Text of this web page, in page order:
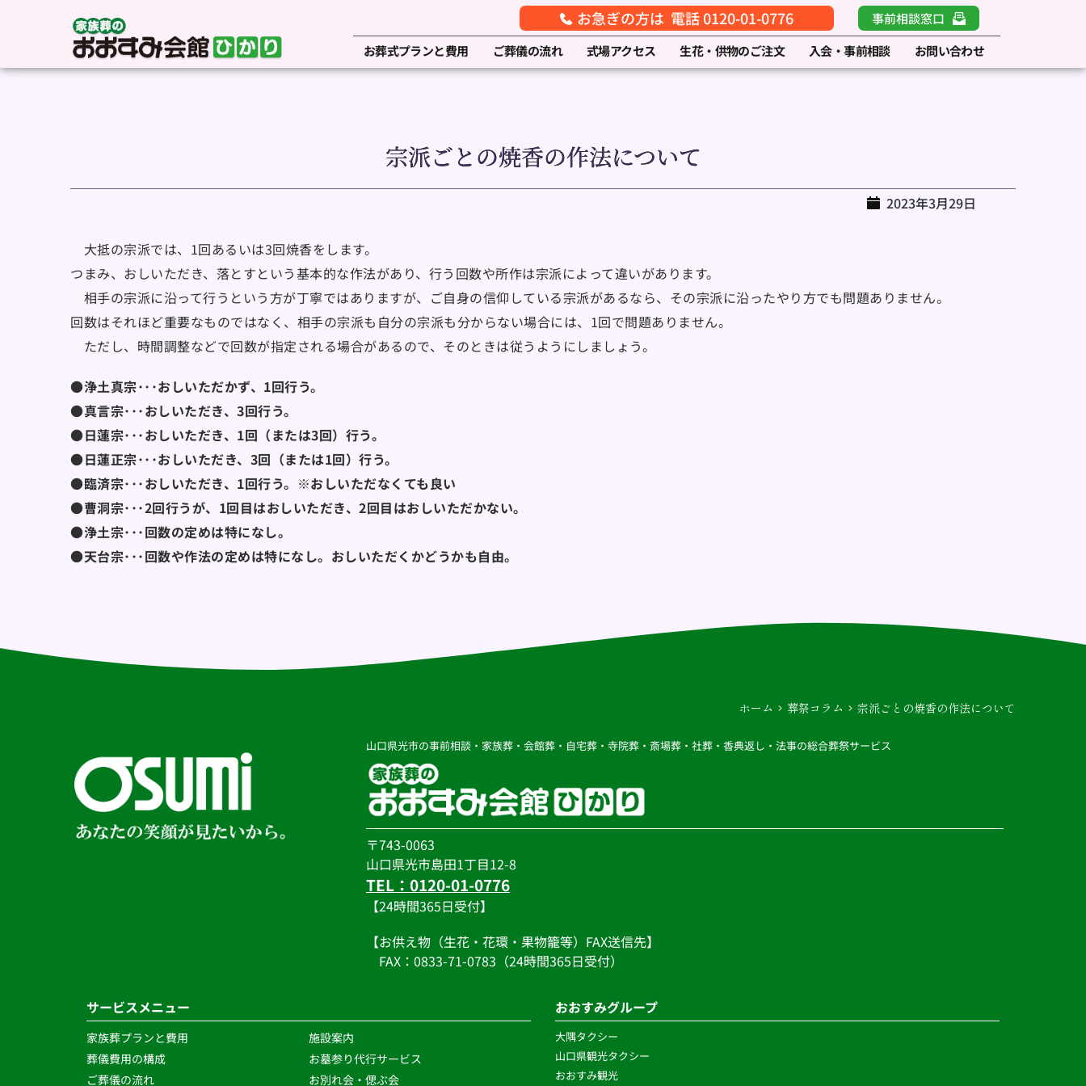
お急ぎの方は 電話 0120-01-0776
事前相談窓口
お葬式プランと費用
ご葬儀の流れ 式場アクセス 生花・供物のご注文 入会・事前相談 お問い合わせ
宗派ごとの焼香の作法について
2023年3月29日
大抵の宗派では、1回あるいは3回焼香をします。
つまみ、おしいただき、落とすという基本的な作法があり、行う回数や所作は宗派によって違いがあります。
相手の宗派に沿って行うという方が丁寧ではありますが、ご自身の信仰している宗派があるなら、その宗派に沿ったやり方でも問題ありません。
回数はそれほど重要なものではなく、相手の宗派も自分の宗派も分からない場合には、1回で問題ありません。
ただし、時間調整などで回数が指定される場合があるので、そのときは従うようにしましょう。
●浄土真宗･･･おしいただかず、1回行う。
●真言宗･･･おしいただき、3回行う。
●日蓮宗･･･おしいただき、1回（または3回）行う。
●日蓮正宗･･･おしいただき、3回（または1回）行う。
●臨済宗･･･おしいただき、1回行う。※おしいただなくても良い
●曹洞宗･･･2回行うが、1回目はおしいただき、2回目はおしいただかない。
●浄土宗･･･回数の定めは特になし。
●天台宗･･･回数や作法の定めは特になし。おしいただくかどうかも自由。
ホーム 葬祭コラム 宗派ごとの焼香の作法について
山口県光市の事前相談・家族葬・会館葬・自宅葬・寺院葬・斎場葬・社葬・香典返し・法事の総合葬祭サービス
〒743-0063
山口県光市島田1丁目12-8
TEL：0120-01-0776
【24時間365日受付】
【お供え物（生花・花環・果物籠等）FAX送信先】
FAX：0833-71-0783（24時間365日受付）
サービスメニュー
家族葬プランと費用
葬儀費用の構成
ご葬儀の流れ
施設案内
お墓参り代行サービス
お別れ会・偲ぶ会
おおすみグループ
大隅タクシー
山口県観光タクシー
おおすみ観光